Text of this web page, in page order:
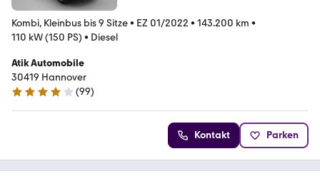
Kombi, Kleinbus bis 9 Sitze• EZ 01/2022 • 143.200 km •
110 kW (150 PS) • Diesel
Atik Automobile
30419 Hannover
3.8 Sterne
(99)
Kontakt Parken